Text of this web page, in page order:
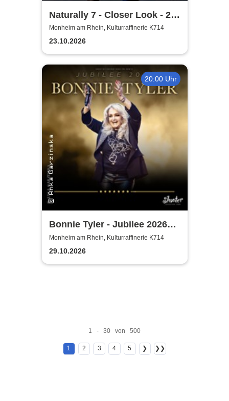
Naturally 7 - Closer Look - 25
Years of Naturally 7
Monheim am Rhein, Kulturraffinerie K714
23.10.2026
20:00 Uhr
Bonnie Tyler - Jubilee 2026
Tournee
Monheim am Rhein, Kulturraffinerie K714
29.10.2026
1 - 30 von 500
1 2 3 4 5 ❯ ❯❯